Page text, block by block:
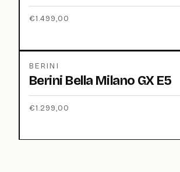
€1.499,00
BERINI
Berini Bella Milano GX E5
€1.299,00